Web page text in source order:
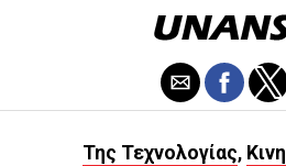
Της Τεχνολογίας,